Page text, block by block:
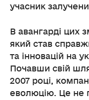
учасник
В авангарді цих
який став
та інновацій на
Почавши свій
2007 році,
еволюцію. Це не